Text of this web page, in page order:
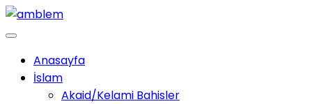
Anasayfa
İslam
Akaid/Kelami Bahisler